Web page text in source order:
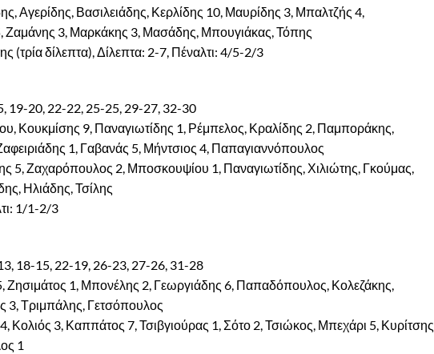
Βασιλειάδης, Κερλίδης 10, Μαυρίδης 3, Μπαλτζής 4,
Ζαμάνης 3, Μαρκάκης 3, Μασάδης, Μπουγιάκας, Τόπης
(τρία δίλεπτα), Δίλεπτα: 2-7, Πέναλτι: 4/5-2/3
19-20, 22-22, 25-25, 29-27, 32-30
Κουκμίσης 9, Παναγιωτίδης 1, Ρέμπελος, Κραλίδης 2, Παμποράκης,
1, Γαβανάς 5, Μήντσιος 4, Παπαγιαννόπουλος
5, Ζαχαρόπουλος 2, Μποσκουψίου 1, Παναγιωτίδης, Χιλιώτης, Γκούμας,
Ηλιάδης, Τσίλης
1/1-2/3
18-15, 22-19, 26-23, 27-26, 31-28
1, Μπονέλης 2, Γεωργιάδης 6, Παπαδόπουλος, Κολεζάκης,
3, Τριμπάλης, Γετσόπουλος
3, Καππάτος 7, Τσιβγιούρας 1, Σότο 2, Τσιώκος, Μπεχάρι 5, Κυρίτσης
1